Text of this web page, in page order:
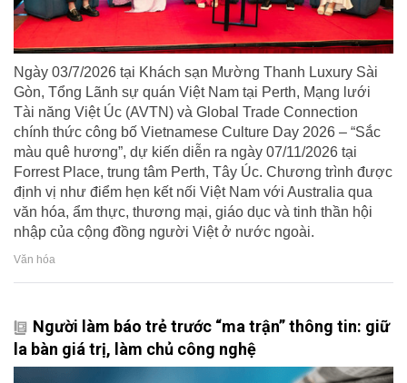
Ngày 03/7/2026 tại Khách sạn Mường Thanh Luxury Sài
Gòn, Tổng Lãnh sự quán Việt Nam tại Perth, Mạng lưới
Tài năng Việt Úc (AVTN) và Global Trade Connection
chính thức công bố Vietnamese Culture Day 2026 – “Sắc
màu quê hương”, dự kiến diễn ra ngày 07/11/2026 tại
Forrest Place, trung tâm Perth, Tây Úc. Chương trình được
định vị như điểm hẹn kết nối Việt Nam với Australia qua
văn hóa, ẩm thực, thương mại, giáo dục và tinh thần hội
nhập của cộng đồng người Việt ở nước ngoài.
Văn hóa
Người làm báo trẻ trước “ma trận” thông tin: giữ
la bàn giá trị, làm chủ công nghệ